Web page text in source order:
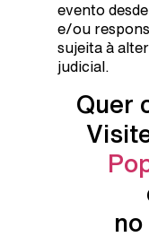
evento
e/ou
sujeita à
judicial.
Quer
no